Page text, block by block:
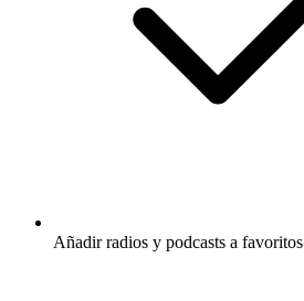
Añadir radios y podcasts a favoritos